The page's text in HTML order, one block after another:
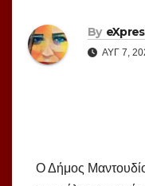
By
ΑΥΓ 7,
Ο Δήμος